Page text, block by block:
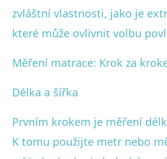
zvláštní vlastnosti, jako je
které může ovlivnit volbu
Měření matrace: Krok za
Délka a šířka
Prvním krokem je měření
K tomu použijte metr nebo